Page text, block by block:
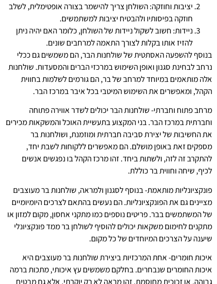
יציבות וחוזקה: השולחן צריך להישמר בצורה אופטימלית, לשלב
חוזקה בפיסותיו ולהבטיח יציבות למשתמשים.
ניידות: חשוב לשקול ניידות של השולחן, כלומר האם יהיה ניתן
להזיז אותו בקלות לצורך התאמה למרחבים שונים.
בנוסף להשפעה האסתטית של שולחנות הבר, הם משמשים גם ככלי
נרחב לבחינת סגנון ואופן השימוש במרכזי הברים והמסעדות. שולחנות
אלה מותאמים במיוחד למרחב של בר, הם גורמים לשלמות בחווית
הקהל, ומאפשרים את השימוש המיטבי בכל איבר במרכז הבר.
מרחב פתוח וחברתי- שולחנות הבר יכולים לשדר אווירה פתוחה
וחברתית במרכז הבר. בני המקצוע בתעשיית האוכל והמשקאות מכירים
את החשיבות של יצירת סביבה חברתית ומוזמנת, ושולחנות בר
מספקים זאת באופן מושלם. הם מאפשרים ללקוחות לשבת יחד,
להתקרב זה לזה, ולשתות ביחד. זהו מרכז הקהל בו נפגשים אנשים
לכיף, שיחה וחווית בר כוללת.
פונקציונליות מותאמת- בנוסף לסגנון ולמראה, שולחנות בר מעוצבים
מציינים גם את הפונקציונליות. הם נעשים בהתאם לצרכים היומיומיים
של המשתמשים בבר. פריטים נוספים כמו מתקני אחסון, מקום למזון או
מתקנים לחימום משקאות יכולים להוסיף לשולחן בר ממד פונקציונלי
שיענה על הצרכים המיוחדים של כל מקום.
איכות חומרים- אחת המרכזיות ביצירת שולחנות בר מעוצבים היא
איכות החומרים שנבחרים. בחלקם משמשים עץ איכותי, מתכות ברמה
גבוהה, או זכוכית מחוסמת. זהו מראה לא רק יוקרתי, אלא גם מבטיח